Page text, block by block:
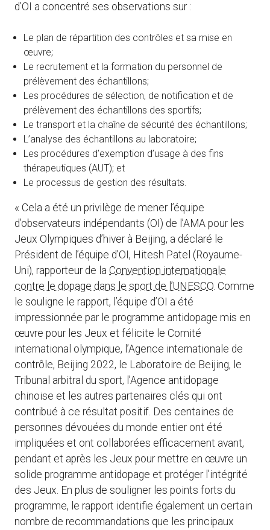
d’OI a concentré ses observations sur :
Le plan de répartition des contrôles et sa mise en
œuvre;
Le recrutement et la formation du personnel de
prélèvement des échantillons;
Les procédures de sélection, de notification et de
prélèvement des échantillons des sportifs;
Le transport et la chaîne de sécurité des échantillons;
L’analyse des échantillons au laboratoire;
Les procédures d’exemption d’usage à des fins
thérapeutiques (AUT); et
Le processus de gestion des résultats.
« Cela a été un privilège de mener l’équipe
d’observateurs indépendants (OI) de l’AMA pour les
Jeux Olympiques d’hiver à Beijing, a déclaré le
Président de l’équipe d’OI, Hitesh Patel (Royaume-
Uni), rapporteur de la Convention internationale
contre le dopage dans le sport de l’UNESCO . Comme
le souligne le rapport, l’équipe d’OI a été
impressionnée par le programme antidopage mis en
œuvre pour les Jeux et félicite le Comité
international olympique, l’Agence internationale de
contrôle, Beijing 2022, le Laboratoire de Beijing, le
Tribunal arbitral du sport, l’Agence antidopage
chinoise et les autres partenaires clés qui ont
contribué à ce résultat positif. Des centaines de
personnes dévouées du monde entier ont été
impliquées et ont collaborées efficacement avant,
pendant et après les Jeux pour mettre en œuvre un
solide programme antidopage et protéger l’intégrité
des Jeux. En plus de souligner les points forts du
programme, le rapport identifie également un certain
nombre de recommandations que les principaux